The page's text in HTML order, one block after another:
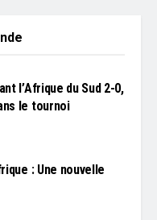
l’Afrique du Sud 2-0,
le tournoi
: Une nouvelle